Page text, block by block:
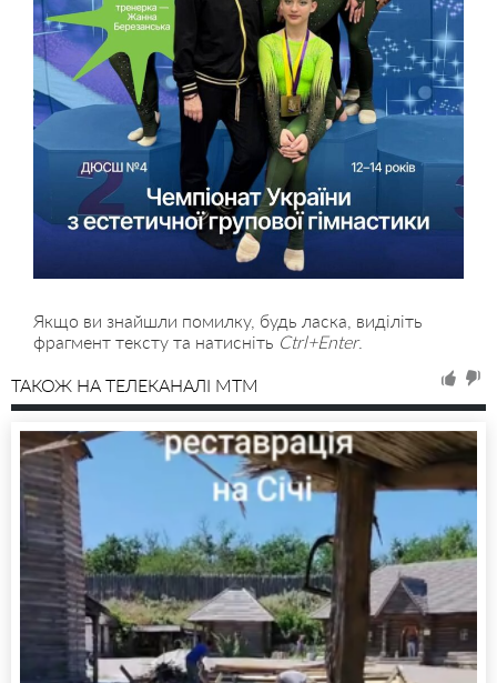
Якщо ви знайшли помилку, будь ласка, виділіть
фрагмент тексту та натисніть Ctrl+Enter.
ТАКОЖ НА ТЕЛЕКАНАЛІ MTM